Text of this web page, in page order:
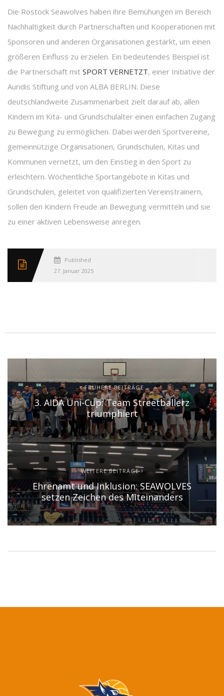
Die Rostock Seawolves haben ihre Bemühungen im Bereich
Nachhaltigkeit durch Partnerschaften und Kooperationen mit
Sponsoren und anderen Organisationen gestärkt, um einen
größeren Einfluss zu erzielen. Ein bedeutendes Beispiel ist
die Partnerschaft mit SPORT VERNETZT, einer Initiative der
Auridis Stiftung und von ALBA BERLIN. Diese
deutschlandweite Zusammenarbeit zielt darauf ab, allen
Kindern im Kita- und Grundschulalter einen einfachen Zugang
zu Bewegung zu ermöglichen. Dabei werden Sportvereine,
gemeinnützige Organisationen, Grundschulen, Kitas und
Kommunen vernetzt, um den Einstieg in den Sport zu
erleichtern. Wöchentliche Sportangebote in Kitas und
Grundschulen, geleitet von qualifizierten Vereinstrainern,
sollen den Kindern Freude an Bewegung vermitteln und sie
zu einer aktiven Lebensweise anregen.
Published
27. Januar 2025
FRÜHERE BEITRÄGE
3. AIDA Uni-Cup: Team Streetballerz
triumphiert
WEITERE BEITRÄGE
Ehrenamt und Inklusion: SEAWOLVES
setzen Zeichen des Miteinanders